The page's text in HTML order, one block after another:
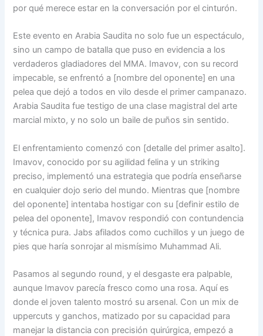
por qué merece estar en la conversación por el cinturón.
Este evento en Arabia Saudita no solo fue un espectáculo,
sino un campo de batalla que puso en evidencia a los
verdaderos gladiadores del MMA. Imavov, con su record
impecable, se enfrentó a [nombre del oponente] en una
pelea que dejó a todos en vilo desde el primer campanazo.
Arabia Saudita fue testigo de una clase magistral del arte
marcial mixto, y no solo un baile de puños sin sentido.
El enfrentamiento comenzó con [detalle del primer asalto].
Imavov, conocido por su agilidad felina y un striking
preciso, implementó una estrategia que podría enseñarse
en cualquier dojo serio del mundo. Mientras que [nombre
del oponente] intentaba hostigar con su [definir estilo de
pelea del oponente], Imavov respondió con contundencia
y técnica pura. Jabs afilados como cuchillos y un juego de
pies que haría sonrojar al mismísimo Muhammad Ali.
Pasamos al segundo round, y el desgaste era palpable,
aunque Imavov parecía fresco como una rosa. Aquí es
donde el joven talento mostró su arsenal. Con un mix de
uppercuts y ganchos, matizado por su capacidad para
manejar la distancia con precisión quirúrgica, empezó a